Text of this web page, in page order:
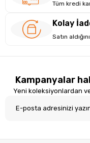
Tüm kredi
Kolay
Satın
Kampanyalar
Yeni koleksiyonlardan